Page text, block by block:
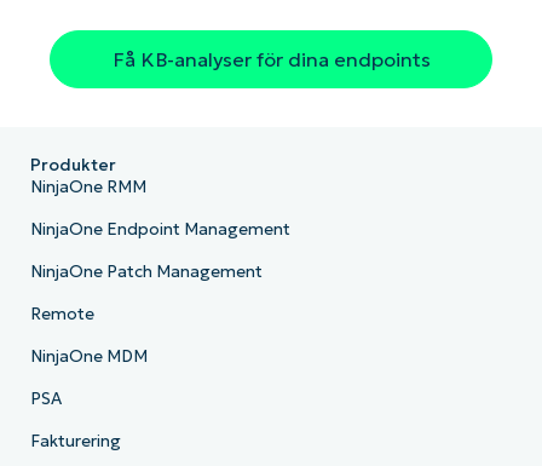
Få KB-analyser för dina endpoints
Produkter
NinjaOne RMM
NinjaOne Endpoint Management
NinjaOne Patch Management
Remote
NinjaOne MDM
PSA
Fakturering